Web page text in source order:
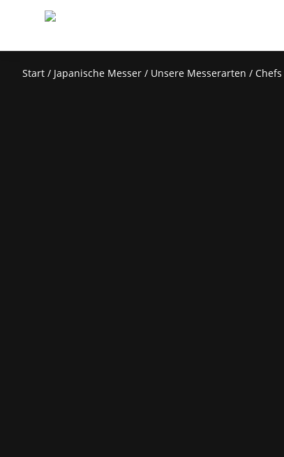
Start / Japanische Messer / Unsere Messerarten / Chefs